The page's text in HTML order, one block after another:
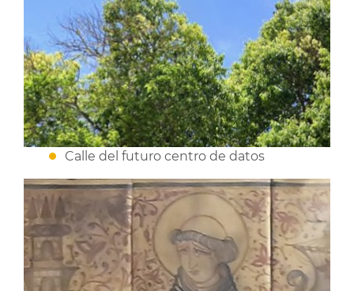
Calle del futuro centro de datos